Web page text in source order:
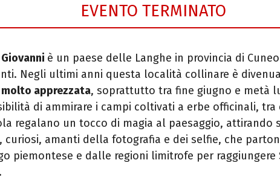
EVENTO TERMINATO
è un paese delle Langhe in provincia di
Negli ultimi anni questa località collinare è divenua
apprezzata, soprattutto tra fine giugno e metà
di ammirare i campi coltivati a erbe officinali, tra
regalano un tocco di magia al paesaggio, attirando
curiosi, amanti della fotografia e dei selfie, che
piemontese e dalle regioni limitrofe per raggiungere